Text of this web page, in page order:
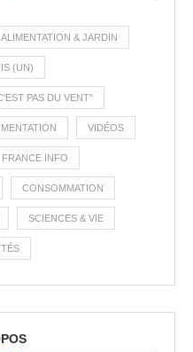
ALIMENTATION & JARDIN
(UN)
PAS DU VENT"
VIDÉOS
FRANCE INFO
CONSOMMATION
SCIENCES & VIE